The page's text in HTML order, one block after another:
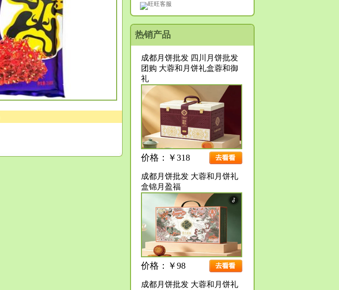
旺旺客服
热销产品
成都月饼批发 四川月饼批发
团购 大蓉和月饼礼盒蓉和御
礼
价格：￥318
成都月饼批发 大蓉和月饼礼
盒锦月盈福
价格：￥98
成都月饼批发 大蓉和月饼礼